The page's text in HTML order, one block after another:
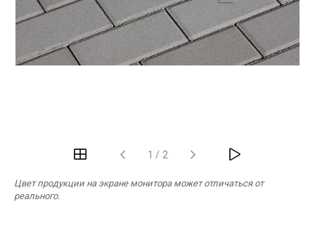
1 / 2
Цвет продукции на экране монитора может отличаться от
реального.